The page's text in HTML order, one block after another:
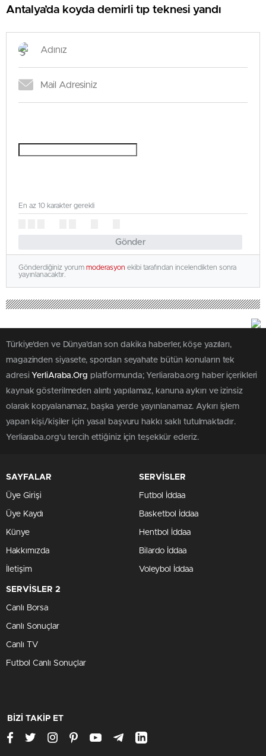
Antalya’da koyda demirli tıp teknesi yandı
Gönder
En az 10 karakter gerekli
Gönderdiğiniz yorum moderasyon ekibi tarafından incelendikten sonra
yayınlanacaktır.
Türkiye'den ve Dünya’dan son dakika haberler, köşe yazıları,
magazinden siyasete, spordan seyahate bütün konuların tek
adresi YerliAraba.Org platformunda; Yerliaraba.org haber içerikleri
kaynak gösterilmeden alıntı yapılamaz, kanuna aykırı ve izinsiz
olarak kopyalanamaz, başka yerde yayınlanamaz. Aykırı işlem
yapan kişi/kişiler için yasal başvuru hakkı saklı tutulmaktadır.
Yerliaraba.org'u tercih ettiğiniz için teşekkür ederiz.
SAYFALAR
Üye Girişi
Üye Kaydı
Künye
Hakkımızda
İletişim
SERVİSLER
Futbol İddaa
Basketbol İddaa
Hentbol İddaa
Bilardo İddaa
Voleybol İddaa
SERVİSLER 2
Canlı Borsa
Canlı Sonuçlar
Canlı TV
Futbol Canlı Sonuçlar
BİZİ TAKİP ET